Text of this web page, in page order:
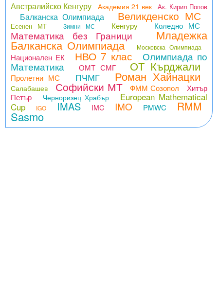
Австралийско Кенгуру Академия 21 век Ак. Кирил Попов
Балканска Олимпиада Великденско МС
Есенен МТ Зимни МС Кенгуру Коледно МС
Математика без Граници Младежка
Балканска Олимпиада Московска Олимпиада
Национален ЕК НВО 7 клас Олимпиада по
Математика ОМТ СМГ ОТ Кърджали
Пролетни МС ПЧМГ Роман Хайнацки
Салабашев Софийски МТ ФММ Созопол
Хитър
Петър
Черноризец Храбър
European Mathematical
Cup
IGO IMAS IMC IMO PMWC RMM
Sasmo